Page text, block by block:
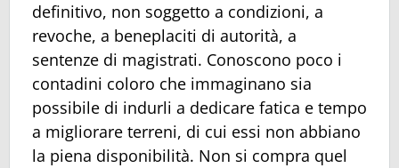
definitivo, non soggetto a condizioni, a
revoche, a beneplaciti di autorità, a
sentenze di magistrati. Conoscono poco i
contadini coloro che immaginano sia
possibile di indurli a dedicare fatica e tempo
a migliorare terreni, di cui essi non abbiano
la piena disponibilità. Non si compra quel